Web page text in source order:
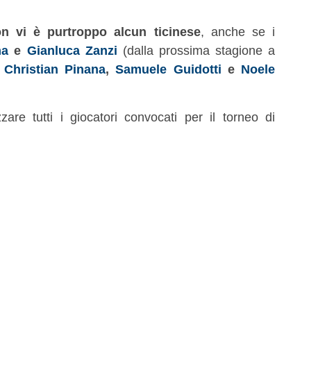
vi è purtroppo alcun ticinese, anche se i
e Gianluca Zanzi (dalla prossima stagione a
Christian Pinana,Samuele Guidotti e Noele
tutti i giocatori convocati per il torneo di